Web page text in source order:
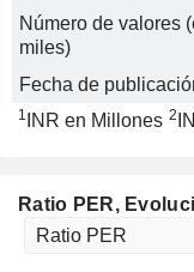
Número de valores
miles)
Fecha de
1 INR en Millones 2
Ratio PER,